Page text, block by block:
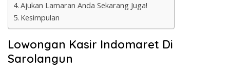
Ajukan Lamaran Anda Sekarang Juga!
Kesimpulan
Lowongan Kasir Indomaret Di
Sarolangun